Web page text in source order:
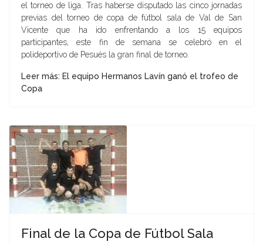
el torneo de liga. Tras haberse disputado las cinco jornadas
previas del torneo de copa de fútbol sala de Val de San
Vicente que ha ido enfrentando a los 15 equipos
participantes, este fin de semana se celebró en el
polideportivo de Pesués la gran final de torneo.
Leer más: El equipo Hermanos Laví­n ganó el trofeo de
Copa
Final de la Copa de Fútbol Sala